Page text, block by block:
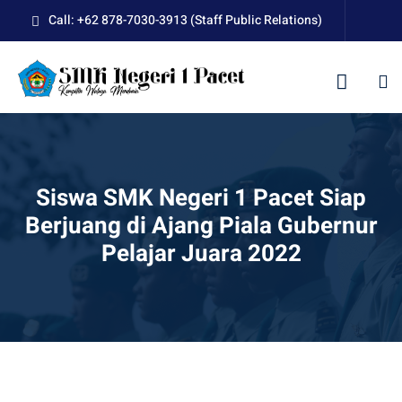
content
Call: +62 878-7030-3913 (Staff Public Relations)
Siswa SMK Negeri 1 Pacet Siap
Berjuang di Ajang Piala Gubernur
Pelajar Juara 2022